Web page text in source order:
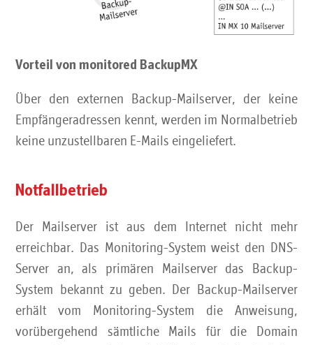
Vorteil von monitored BackupMX
Über den externen Backup-Mailserver, der keine
Empfängeradressen kennt, werden im Normalbetrieb
keine unzustellbaren E-Mails eingeliefert.
Notfallbetrieb
Der Mailserver ist aus dem Internet nicht mehr
erreichbar. Das Monitoring-System weist den DNS-
Server an, als primären Mailserver das Backup-
System bekannt zu geben. Der Backup-Mailserver
erhält vom Monitoring-System die Anweisung,
vorübergehend sämtliche Mails für die Domain